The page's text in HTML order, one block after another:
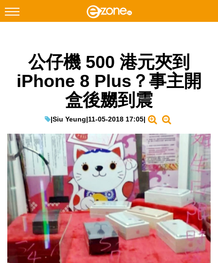
Facebook Instagram
科技焦點
教學評測
EduTech
IT Times
生成式AI與雲端應用
Enterprise Digital Transformation
特集
公仔機 500 港元夾到
iPhone 8 Plus？事主開
盒後嬲到震
|Siu Yeung|11-05-2018 17:05|